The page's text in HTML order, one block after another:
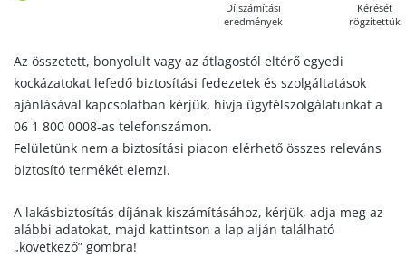
Díjszámítási
eredmények
Kérését
rögzítettük
Az összetett, bonyolult vagy az átlagostól eltérő egyedi
kockázatokat lefedő biztosítási fedezetek és szolgáltatások
ajánlásával kapcsolatban kérjük, hívja ügyfélszolgálatunkat a
06 1 800 0008-as telefonszámon.
Felületünk nem a biztosítási piacon elérhető összes releváns
biztosító termékét elemzi.
A lakásbiztosítás díjának kiszámításához, kérjük, adja meg az
alábbi adatokat, majd kattintson a lap alján található
„következő” gombra!